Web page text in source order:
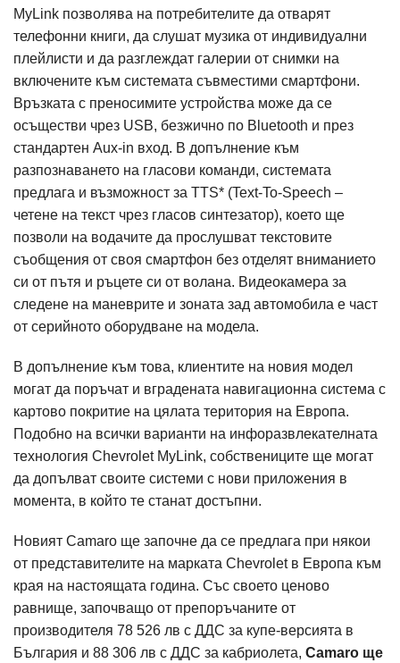
MyLink позволява на потребителите да отварят
телефонни книги, да слушат музика от индивидуални
плейлисти и да разглеждат галерии от снимки на
включените към системата съвместими смартфони.
Връзката с преносимите устройства може да се
осъществи чрез USB, безжично по Bluetooth и през
стандартен Аux-in вход. В допълнение към
разпознаването на гласови команди, системата
предлага и възможност за TTS* (Text-To-Speech –
четене на текст чрез гласов синтезатор), което ще
позволи на водачите да прослушват текстовите
съобщения от своя смартфон без отделят вниманието
си от пътя и ръцете си от волана. Видеокамера за
следене на маневрите и зоната зад автомобила е част
от серийното оборудване на модела.
В допълнение към това, клиентите на новия модел
могат да поръчат и вградената навигационна система с
картово покритие на цялата територия на Европа.
Подобно на всички варианти на инфоразвлекателната
технология Chevrolet MyLink, собствениците ще могат
да допълват своите системи с нови приложения в
момента, в който те станат достъпни.
Новият Camaro ще започне да се предлага при някои
от представителите на марката Chevrolet в Европа към
края на настоящата година. Със своето ценово
равнище, започващо от препоръчаните от
производителя 78 526 лв с ДДС за купе-версията в
България и 88 306 лв с ДДС за кабриолета, Camaro ще